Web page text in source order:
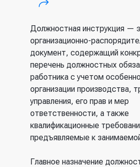
(внешняя ссылка)
Должностная инструкция —
организационно-
документ, содержащий
перечень должностных
работника с учетом
организации производства,
управления, его прав и мер
ответственности, а также
квалификационные
предъявляемые к
Главное назначение